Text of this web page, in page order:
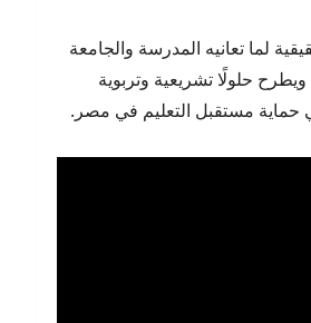
لما تعانيه المدرسة والجامعة
حلولًا تشريعية وتربوية
مستقبل التعليم في مصر.